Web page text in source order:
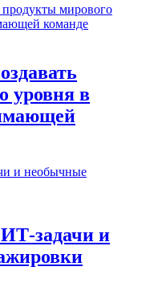
уровня в
и